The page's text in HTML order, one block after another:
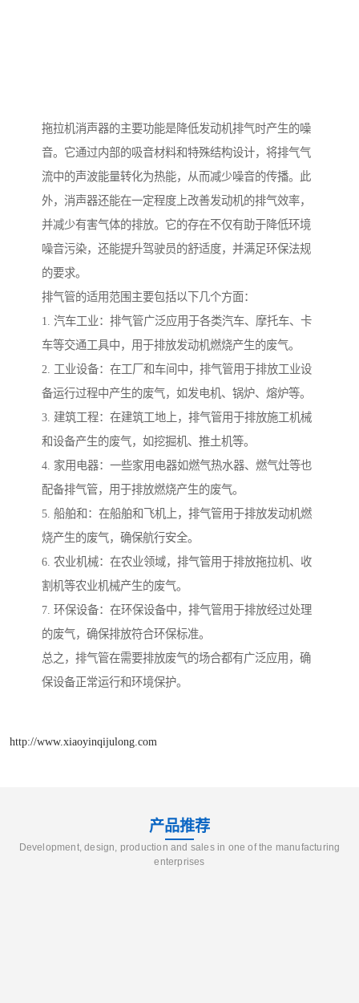
拖拉机消声器的主要功能是降低发动机排气时产生的噪
音。它通过内部的吸音材料和特殊结构设计，将排气气
流中的声波能量转化为热能，从而减少噪音的传播。此
外，消声器还能在一定程度上改善发动机的排气效率，
并减少有害气体的排放。它的存在不仅有助于降低环境
噪音污染，还能提升驾驶员的舒适度，并满足环保法规
的要求。
排气管的适用范围主要包括以下几个方面：
1. 汽车工业：排气管广泛应用于各类汽车、摩托车、卡
车等交通工具中，用于排放发动机燃烧产生的废气。
2. 工业设备：在工厂和车间中，排气管用于排放工业设
备运行过程中产生的废气，如发电机、锅炉、熔炉等。
3. 建筑工程：在建筑工地上，排气管用于排放施工机械
和设备产生的废气，如挖掘机、推土机等。
4. 家用电器：一些家用电器如燃气热水器、燃气灶等也
配备排气管，用于排放燃烧产生的废气。
5. 船舶和：在船舶和飞机上，排气管用于排放发动机燃
烧产生的废气，确保航行安全。
6. 农业机械：在农业领域，排气管用于排放拖拉机、收
割机等农业机械产生的废气。
7. 环保设备：在环保设备中，排气管用于排放经过处理
的废气，确保排放符合环保标准。
总之，排气管在需要排放废气的场合都有广泛应用，确
保设备正常运行和环境保护。
http://www.xiaoyinqijulong.com
产品推荐
Development, design, production and sales in one of the manufacturing
enterprises